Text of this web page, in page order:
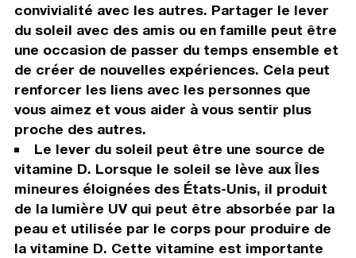
convivialité avec les autres. Partager le lever
du soleil avec des amis ou en famille peut être
une occasion de passer du temps ensemble et
de créer de nouvelles expériences. Cela peut
renforcer les liens avec les personnes que
vous aimez et vous aider à vous sentir plus
proche des autres.
Le lever du soleil peut être une source de
vitamine D. Lorsque le soleil se lève aux Îles
mineures éloignées des États-Unis, il produit
de la lumière UV qui peut être absorbée par la
peau et utilisée par le corps pour produire de
la vitamine D. Cette vitamine est importante